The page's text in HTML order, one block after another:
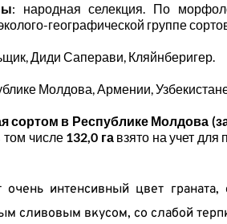
: народная селекция. По
географической группе
Диди Саперави, Кляйнберигер.
Молдова, Армении,
сортом в Республике Молдова
том числе 132,0 га взято на учет для
интенсивный цвет
сливовым вкусом, со слабой